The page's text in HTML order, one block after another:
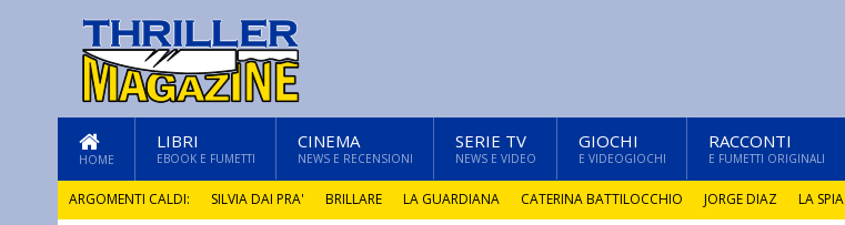
HOME
LIBRI
EBOOK E FUMETTI
CINEMA
NEWS E RECENSIONI
SERIE TV
NEWS E VIDEO
GIOCHI
E VIDEOGIOCHI
RACCONTI
E FUMETTI ORIGINALI
ARGOMENTI CALDI: SILVIA DAI PRA' BRILLARE LA GUARDIANA CATERINA BATTILOCCHIO JORGE DIAZ LA SPIA